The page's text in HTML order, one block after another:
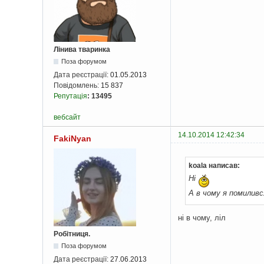
Лінива тваринка
Поза форумом
Дата реєстрації: 01.05.2013
Повідомлень: 15 837
Репутація: 13495
вебсайт
FakiNyan 14.10.2014 12:42:34
Робітниця.
Поза форумом
Дата реєстрації: 27.06.2013
koala написав:
Ні
А в чому я
ні в чому, ліл